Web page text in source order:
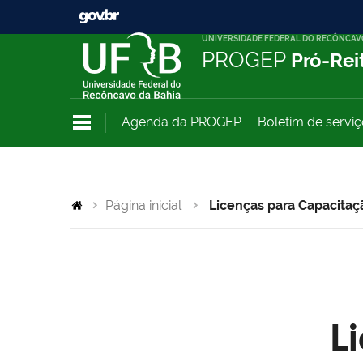
UNIVERSIDADE FEDERAL DO
PROGEP Pró-
Agenda da PROGEP Boletim de
Página inicial Licenças para